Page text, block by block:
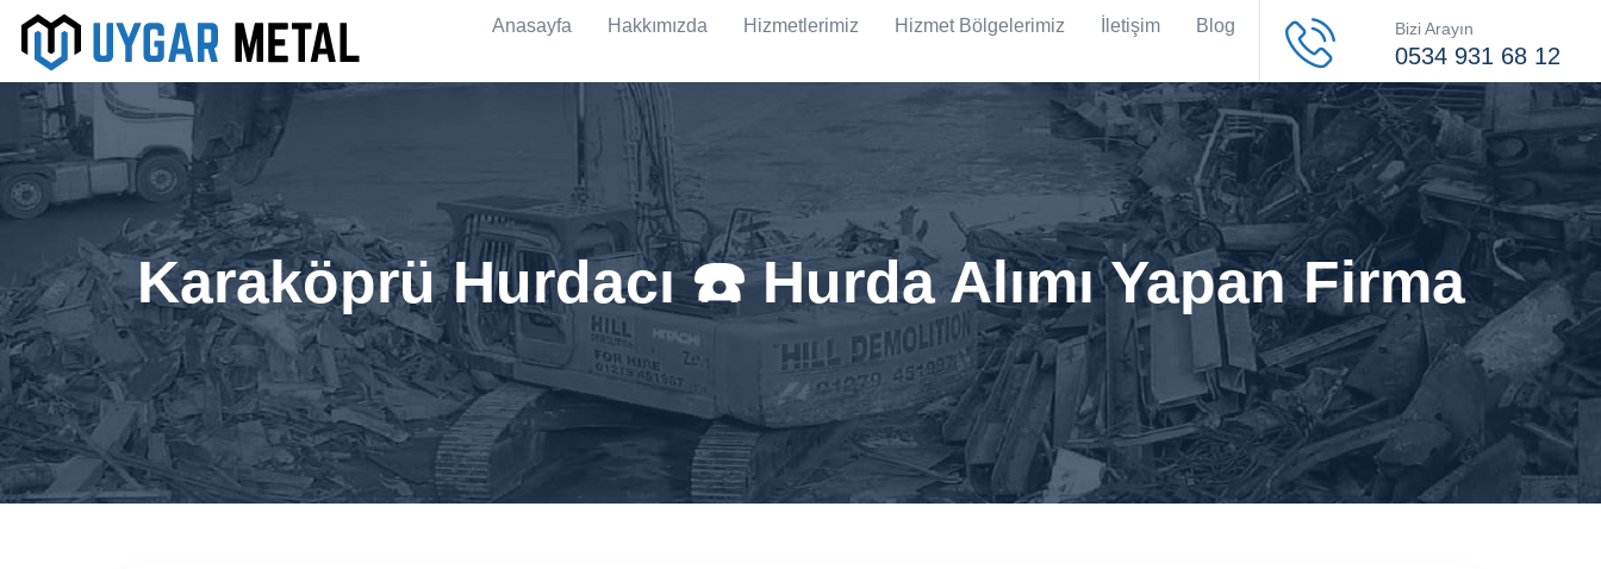
Anasayfa Hakkımızda Hizmetlerimiz Hizmet Bölgelerimiz İletişim Blog Bizi Arayın
0534 931 68 12
Karaköprü Hurdacı ☎️ Hurda Alımı Yapan Firma